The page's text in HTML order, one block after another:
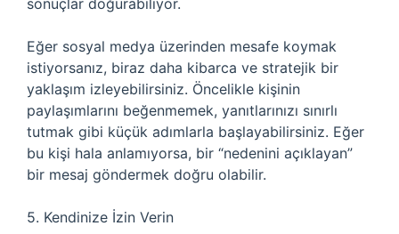
sonuçlar doğurabiliyor.
Eğer sosyal medya üzerinden mesafe koymak
istiyorsanız, biraz daha kibarca ve stratejik bir
yaklaşım izleyebilirsiniz. Öncelikle kişinin
paylaşımlarını beğenmemek, yanıtlarınızı sınırlı
tutmak gibi küçük adımlarla başlayabilirsiniz. Eğer
bu kişi hala anlamıyorsa, bir “nedenini açıklayan”
bir mesaj göndermek doğru olabilir.
5. Kendinize İzin Verin